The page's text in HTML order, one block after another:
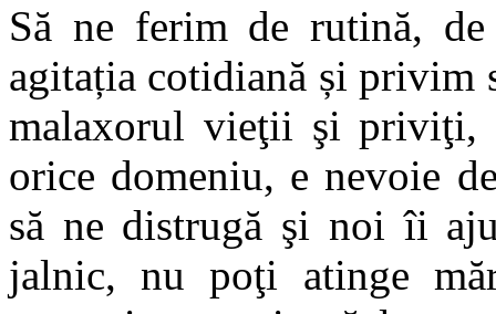
Să ne ferim de rutină,
agitația cotidiană și
malaxorul vieţii şi priviţi,
orice domeniu, e nevoie
să ne distrugă şi noi îi
jalnic, nu poţi atinge